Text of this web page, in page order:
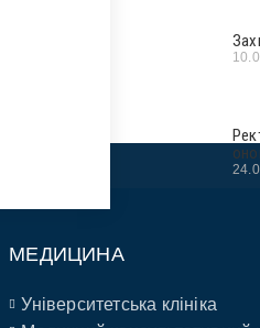
МЕДИЦИНА
Університетська клініка